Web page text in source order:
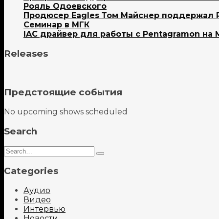
Рояль Одоевского
Продюсер Eagles Том Майснер поддержал
Семинар в МГК
IAC драйвер для работы с Pentagramon на
Releases
Предстоящие события
No upcoming shows scheduled
Search
Search
for:
Type
Categories
Аудио
Видео
Интервью